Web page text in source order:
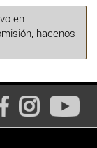
en
hacenos